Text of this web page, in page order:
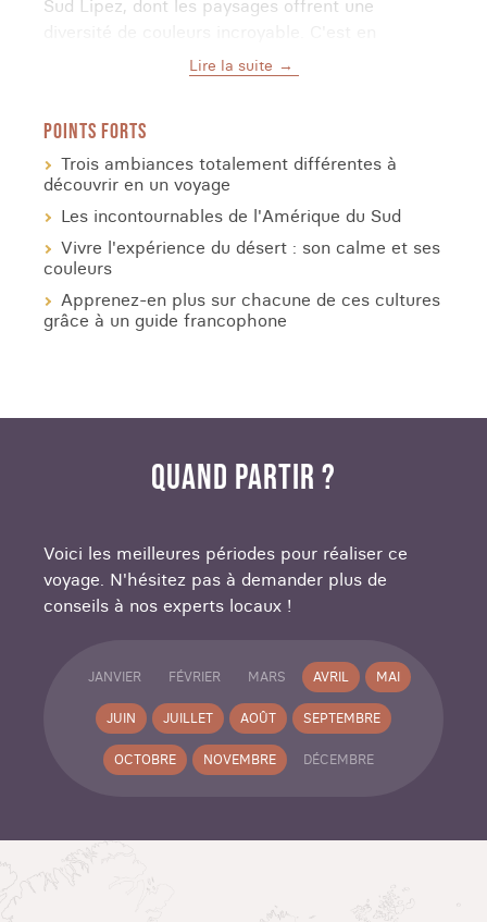
Sud Lipez, dont les paysages offrent une
découvrant le lac Titicaca que vous franchirez la
Cette sélection de pays est une merveilleuse
façon de découvrir trois facettes complètement
différentes de l'Amérique du Sud entre paysages
désertiques, histoire et culture.
Lire la suite
POINTS FORTS
Trois ambiances totalement différentes à
découvrir en un voyage
Les incontournables de l'Amérique du Sud
Vivre l'expérience du désert : son calme et ses
couleurs
Apprenez-en plus sur chacune de ces cultures
grâce à un guide francophone
QUAND PARTIR ?
Voici les meilleures périodes pour réaliser ce
voyage. N'hésitez pas à demander plus de
conseils à nos experts locaux !
JANVIER FÉVRIER MARS AVRIL MAI
JUIN JUILLET AOÛT SEPTEMBRE
OCTOBRE NOVEMBRE DÉCEMBRE